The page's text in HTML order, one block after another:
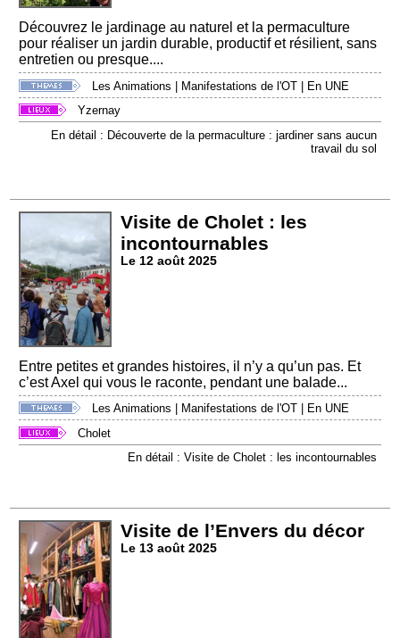
Découvrez le jardinage au naturel et la permaculture
pour réaliser un jardin durable, productif et résilient, sans
entretien ou presque....
Les Animations | Manifestations de l'OT | En UNE
Yzernay
En détail : Découverte de la permaculture : jardiner sans aucun
travail du sol
Visite de Cholet : les
incontournables
Le 12 août 2025
Entre petites et grandes histoires, il n’y a qu’un pas. Et
c’est Axel qui vous le raconte, pendant une balade...
Les Animations Manifestations de l'OT
En UNE
Cholet
En détail : Visite de Cholet : les incontournables
Visite de l’Envers du décor
Le 13 août 2025